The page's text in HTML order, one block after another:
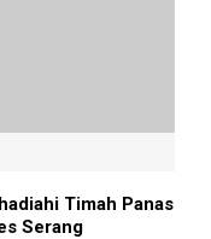
Timah Panas
Serang